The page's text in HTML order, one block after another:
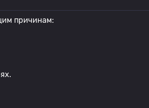
причинам: